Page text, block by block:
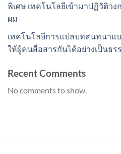
พิเศษ เทคโนโลยีเข้ามาปฏิวัติว
ผม
เทคโนโลยีการแปลบทสนทนาแ
ให้ผู้คนสื่อสารกันได้อย่างเป็นธ
Recent Comments
No comments to show.